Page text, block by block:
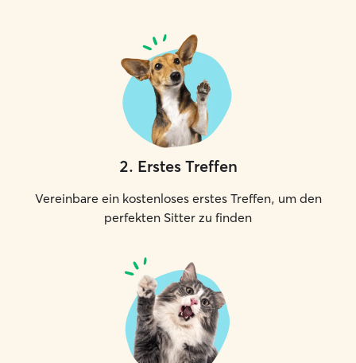
2. Erstes Treffen
Vereinbare ein kostenloses erstes Treffen, um den
perfekten Sitter zu finden